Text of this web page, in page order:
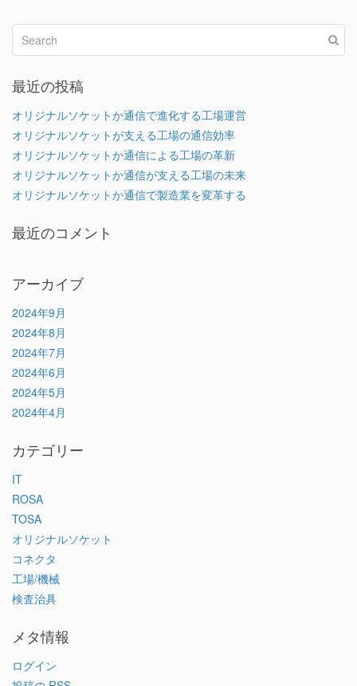
最近の投稿
オリジナルソケットか通信で進化する工場運営
オリジナルソケットが支える工場の通信効率
オリジナルソケットか通信による工場の革新
オリジナルソケットか通信が支える工場の未来
オリジナルソケットか通信で製造業を変革する
最近のコメント
アーカイブ
2024年9月
2024年8月
2024年7月
2024年6月
2024年5月
2024年4月
カテゴリー
IT
ROSA
TOSA
オリジナルソケット
コネクタ
工場/機械
検査治具
メタ情報
ログイン